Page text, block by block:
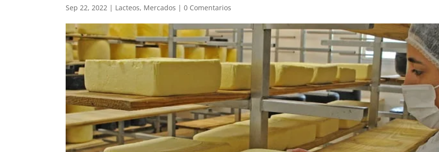
Sep 22, 2022 | Lacteos, Mercados |0 Comentarios